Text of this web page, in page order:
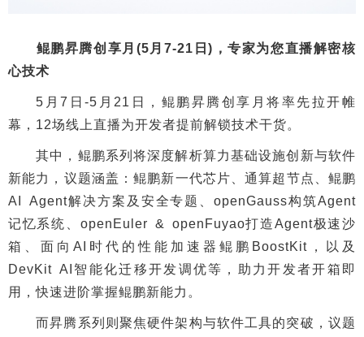
鲲鹏昇腾创享月(5月7-21日)，专家为您直播解密核
心技术
5月7日-5月21日，鲲鹏昇腾创享月将率先拉开帷
幕，12场线上直播为开发者提前解锁技术干货。
其中，鲲鹏系列将深度解析算力基础设施创新与软件
新能力，议题涵盖：鲲鹏新一代芯片、通算超节点、鲲鹏
AI Agent解决方案及安全专题、openGauss构筑Agent
记忆系统、openEuler & openFuyao打造Agent极速沙
箱、面向AI时代的性能加速器鲲鹏BoostKit，以及
DevKit AI智能化迁移开发调优等，助力开发者开箱即
用，快速进阶掌握鲲鹏新能力。
而昇腾系列则聚焦硬件架构与软件工具的突破，议题